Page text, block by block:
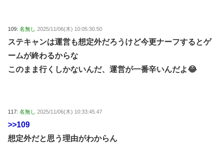
109: 名無し 2025/11/06(木) 10:05:30.50
ステキャンは運営も想定外だろうけど今更ナーフするとゲ
ームが終わるからな
このまま行くしかないんだ、運営が一番辛いんだよ😂
117: 名無し 2025/11/06(木) 10:33:45.47
>>109
想定外だと思う理由がわからん